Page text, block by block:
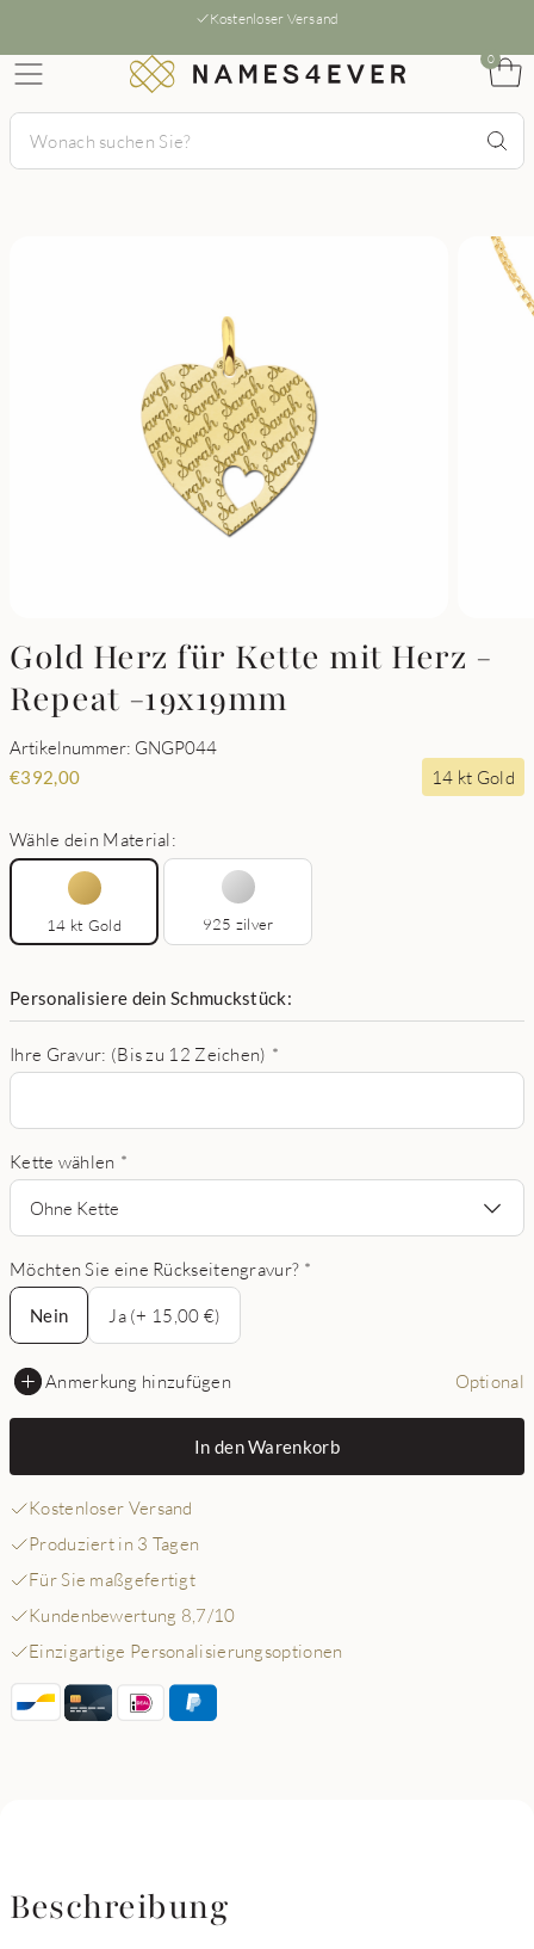
Kostenloser Versand
0
Gold Herz für Kette mit Herz -
Repeat -19x19mm
Artikelnummer: GNGP044
€392,00 14 kt Gold
Wähle dein Material:
14 kt Gold 925 zilver
Personalisiere dein Schmuckstück:
Ihre Gravur: (Bis zu 12 Zeichen) *
Kette wählen *
Ohne Kette
Möchten Sie eine Rückseitengravur? *
Nein
Nein
Ja (+ 15,00 €)
Anmerkung hinzufügen Optional
In den Warenkorb
Kostenloser Versand
Produziert in 3 Tagen
Für Sie maßgefertigt
Kundenbewertung 8,7/10
Einzigartige Personalisierungsoptionen
Beschreibung